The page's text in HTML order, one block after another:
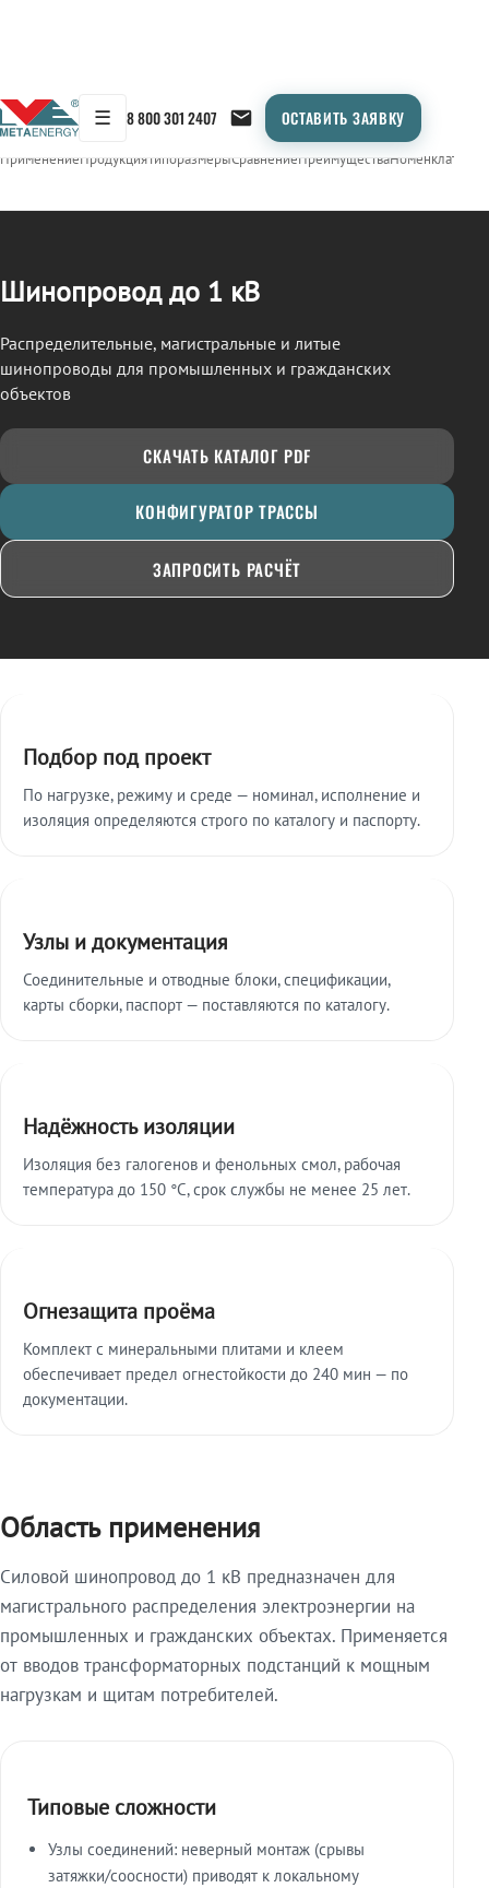
☰ 8 800 301 2407 ОСТАВИТЬ ЗАЯВКУ
← Продукция/ШИНОПРОВОД
ПрименениеПродукцияТипоразмерыСравнениеПреимуществаНоменклатура
Шинопровод до 1 кВ
Распределительные, магистральные и литые
шинопроводы для промышленных и гражданских
объектов
СКАЧАТЬ КАТАЛОГ PDF
КОНФИГУРАТОР ТРАССЫ
ЗАПРОСИТЬ РАСЧЁТ
Подбор под проект
По нагрузке, режиму и среде — номинал, исполнение и
изоляция определяются строго по каталогу и паспорту.
Узлы и документация
Соединительные и отводные блоки, спецификации,
карты сборки, паспорт — поставляются по каталогу.
Надёжность изоляции
Изоляция без галогенов и фенольных смол, рабочая
температура до 150 °C, срок службы не менее 25 лет.
Огнезащита проёма
Комплект с минеральными плитами и клеем
обеспечивает предел огнестойкости до 240 мин — по
документации.
Область применения
Силовой шинопровод до 1 кВ предназначен для
магистрального распределения электроэнергии на
промышленных и гражданских объектах. Применяется
от вводов трансформаторных подстанций к мощным
нагрузкам и щитам потребителей.
Типовые сложности
Узлы соединений: неверный монтаж (срывы
затяжки/соосности) приводят к локальному